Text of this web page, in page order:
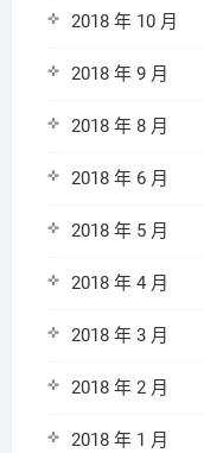
2018 年 10 月
2018 年 9 月
2018 年 8 月
2018 年 6 月
2018 年 5 月
2018 年 4 月
2018 年 3 月
2018 年 2 月
2018 年 1 月